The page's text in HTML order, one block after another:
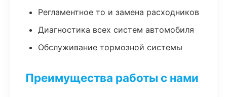
Регламентное то и замена расходников
Диагностика всех систем автомобиля
Обслуживание тормозной системы
Преимущества работы с нами